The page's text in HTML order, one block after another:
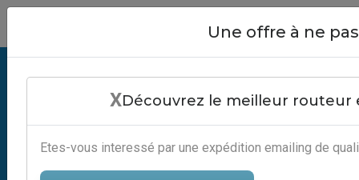
Annuaire Des Mairies Et
Communes De France -
Automatisation Email Marketing
Serveur-Emailing
Close
Une offre à ne
XDécouvrez le meilleur routeur
Etes-vous interessé par une expédition emailing de